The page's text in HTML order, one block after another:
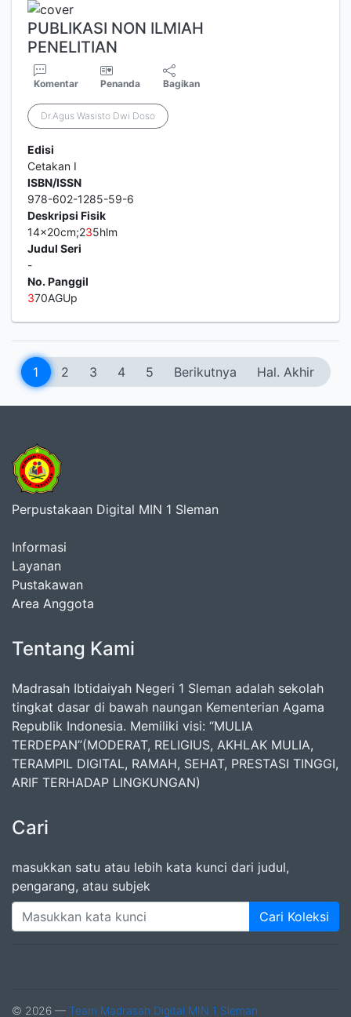
PUBLIKASI NON ILMIAH
PENELITIAN
Komentar Penanda Bagikan
Dr.Agus Wasisto Dwi Doso
Edisi
Cetakan I
ISBN/ISSN
978-602-1285-59-6
Deskripsi Fisik
14x20cm;235hlm
Judul Seri
-
No. Panggil
370AGUp
1 2 3 4 5 Berikutnya Hal. Akhir
Perpustakaan Digital MIN 1 Sleman
Informasi
Layanan
Pustakawan
Area Anggota
Tentang Kami
Madrasah Ibtidaiyah Negeri 1 Sleman adalah sekolah
tingkat dasar di bawah naungan Kementerian Agama
Republik Indonesia. Memiliki visi: “MULIA
TERDEPAN”(MODERAT, RELIGIUS, AKHLAK MULIA,
TERAMPIL DIGITAL, RAMAH, SEHAT, PRESTASI TINGGI,
ARIF TERHADAP LINGKUNGAN)
Cari
masukkan satu atau lebih kata kunci dari judul,
pengarang, atau subjek
Cari Koleksi
© 2026 — Team Madrasah Digital MIN 1 Sleman